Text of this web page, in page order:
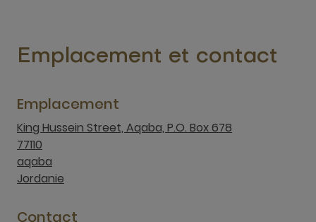
Emplacement et contact
Emplacement
King Hussein Street, Aqaba, P.O. Box 678
77110
aqaba
Jordanie
Contact